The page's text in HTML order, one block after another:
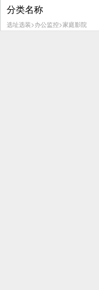
分类名称
选址选装>办公监控>家庭影院